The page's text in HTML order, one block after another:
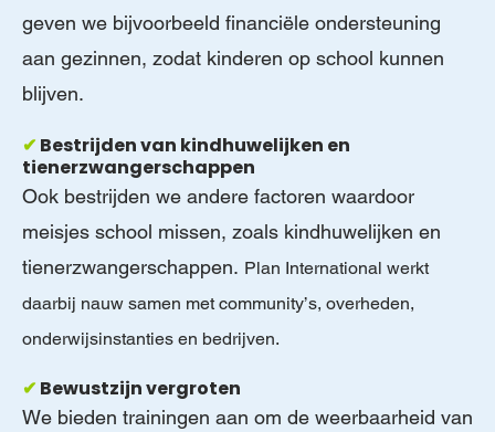
geven we bijvoorbeeld financiële ondersteuning
aan gezinnen, zodat kinderen op school kunnen
blijven.
✔ Bestrijden van kindhuwelijken en
tienerzwangerschappen
Ook bestrijden we andere factoren waardoor
meisjes school missen, zoals kindhuwelijken en
tienerzwangerschappen. Plan International werkt
daarbij nauw samen met community’s, overheden,
onderwijsinstanties en bedrijven.
✔ Bewustzijn vergroten
We bieden trainingen aan om de weerbaarheid van